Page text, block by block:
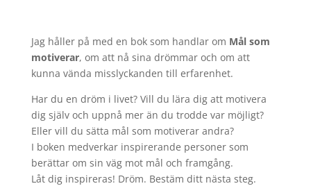
Jag håller på med en bok som handlar om Mål som
motiverar, om att nå sina drömmar och om att
kunna vända misslyckanden till erfarenhet.
Har du en dröm i livet? Vill du lära dig att motivera
dig själv och uppnå mer än du trodde var möjligt?
Eller vill du sätta mål som motiverar andra?
I boken medverkar inspirerande personer som
berättar om sin väg mot mål och framgång.
Låt dig inspireras! Dröm. Bestäm ditt nästa steg.